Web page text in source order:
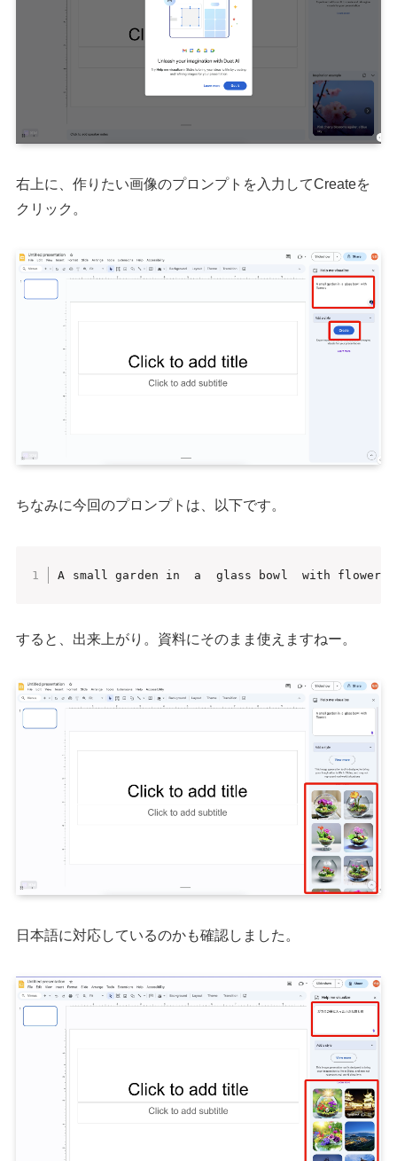
右上に、作りたい画像のプロンプトを入力してCreateを
クリック。
ちなみに今回のプロンプトは、以下です。
A small garden in  a  glass bowl  with flowers
すると、出来上がり。資料にそのまま使えますねー。
日本語に対応しているのかも確認しました。